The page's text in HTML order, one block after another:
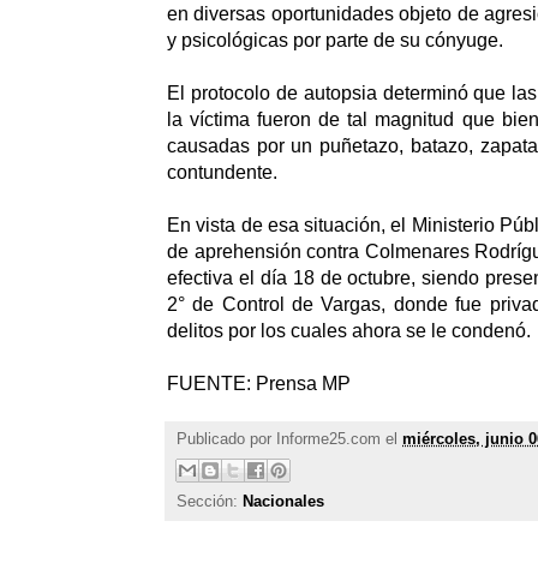
en diversas oportunidades objeto de
y psicológicas por parte de su cónyuge.
El protocolo de autopsia determinó que
la víctima fueron de tal magnitud que
causadas por un puñetazo, batazo,
contundente.
En vista de esa situación, el Ministerio
de aprehensión contra Colmenares
efectiva el día 18 de octubre, siendo
2° de Control de Vargas, donde fue
delitos por los cuales ahora se le condenó.
FUENTE: Prensa MP
Publicado por Informe25.com el miércoles, junio
Sección: Nacionales